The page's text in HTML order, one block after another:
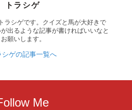
トラシゲ
ラシゲです。クイズと馬が大好きで
出るような記事が書ければいいなと
願いします。
シゲの記事一覧へ
Me